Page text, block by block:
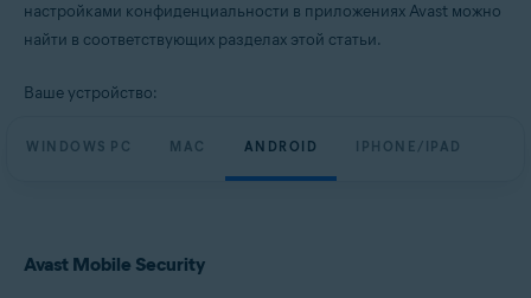
настройками конфиденциальности в приложениях Avast можно
найти в соответствующих разделах этой статьи.
Ваше устройство:
WINDOWS PC MAC ANDROID IPHONE/IPAD
Avast Mobile Security